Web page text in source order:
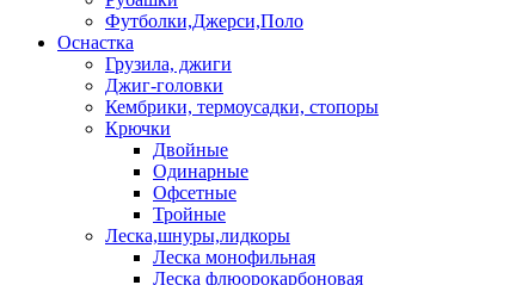
Футболки,Джерси,Поло
Оснастка
Грузила, джиги
Джиг-головки
Кембрики, термоусадки, стопоры
Крючки
Двойные
Одинарные
Офсетные
Тройные
Леска,шнуры,лидкоры
Леска монофильная
Леска флюорокарбоновая